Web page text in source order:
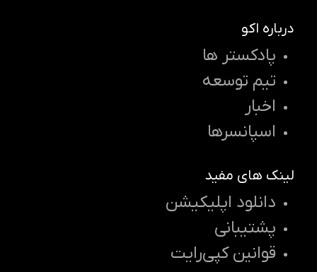
درباره اکو
پادکستر ها
تیم توسعه
اخبار
اسپانسرها
لینک های مفید
دانلود اپلیکیشن
پشتیبانی
قوانین کپی‌رایت